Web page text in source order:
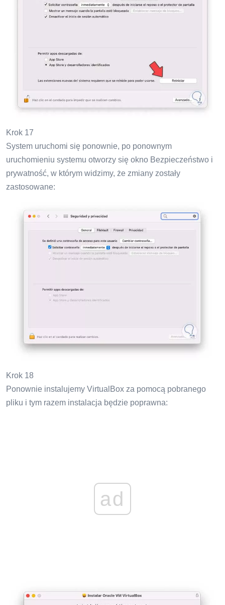
Krok 17
System uruchomi się ponownie, po ponownym
uruchomieniu systemu otworzy się okno Bezpieczeństwo i
prywatność, w którym widzimy, że zmiany zostały
zastosowane:
Krok 18
Ponownie instalujemy VirtualBox za pomocą pobranego
pliku i tym razem instalacja będzie poprawna:
ad